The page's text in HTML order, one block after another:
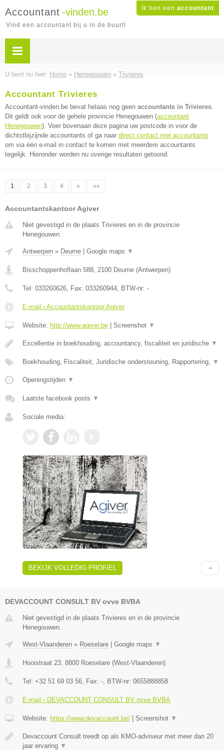
Ik ben een accountant
Accountant -vinden.be
Vind een accountant bij u in de buurt!
U bent nu hier: Home » Henegouwen » Trivieres
Accountant Trivieres
Accountant-vinden.be bevat helaas nog geen accountants in Trivieres.
Dit geldt ook voor de gehele provincie Henegouwen (accountant
Henegouwen). Voer bovenaan deze pagina uw postcode in voor de
dichtstbijzijnde accountants of ga naar direct contact met accountants
om via één e-mail in contact te komen met meerdere accountants
tegelijk. Hieronder worden nu overige resultaten getoond.
1 2 3 4 » »»
Accountantskantoor Agiver
Niet gevestigd in de plaats Trivieres en in de provincie
Henegouwen.
Antwerpen » Deurne Google maps ▼
Bisschoppenhoflaan 588, 2100 Deurne (Antwerpen)
Tel: 033260626, Fax: 033260944, BTW-nr: -
E-mail › Accountantskantoor Agiver
Website: http://www.agiver.be Screenshot ▼
Excellentie in boekhouding, accountancy, fiscaliteit en juridische ▼
Boekhouding, Fiscaliteit, Juridische ondersteuning, Rapportering, ▼
Openingstijden ▼
Laatste facebook posts ▼
Sociale media:
BEKIJK VOLLEDIG PROFIEL
DEVACCOUNT CONSULT BV ovve BVBA
Niet gevestigd in de plaats Trivieres en in de provincie
Henegouwen.
West-Vlaanderen » Roeselare | Google maps ▼
Hooistraat 23 8800 Roeselare (West-Vlaanderen)
Tel: +32 51 69 03 56 , Fax: - , BTW-nr: 0655888858
E-mail › DEVACCOUNT CONSULT BV ovve BVBA
Website: https://www.devaccount.be/ | Screenshot ▼
Devaccount Consult treedt op als KMO-adviseur met meer dan 20
jaar ervaring ▼